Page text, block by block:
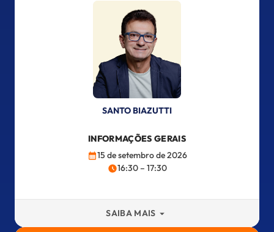
SANTO BIAZUTTI
INFORMAÇÕES GERAIS
15 de setembro de 2026
16:30 – 17:30
SAIBA MAIS